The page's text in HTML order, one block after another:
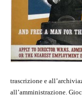
trascrizione e
all’amministrazione.